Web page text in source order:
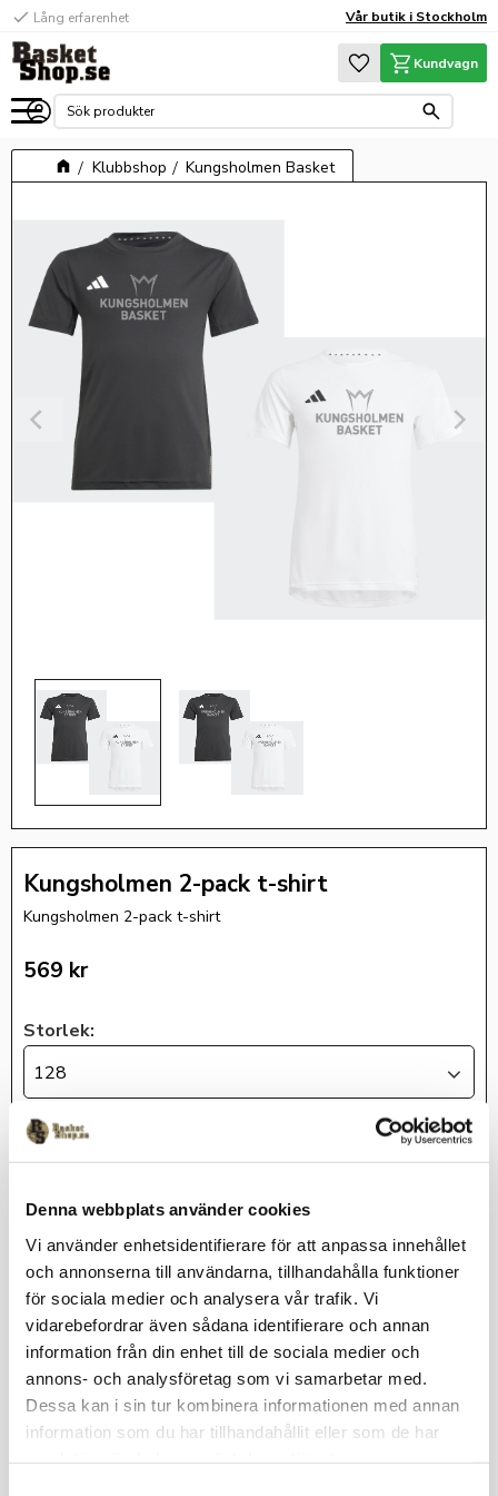
Denna webbplats använder cookies
Vi använder enhetsidentifierare för att anpassa innehållet
och annonserna till användarna, tillhandahålla funktioner
för sociala medier och analysera vår trafik. Vi
vidarebefordrar även sådana identifierare och annan
information från din enhet till de sociala medier och
annons- och analysföretag som vi samarbetar med.
Dessa kan i sin tur kombinera informationen med annan
information som du har tillhandahållit eller som de har
Meny
check Lång erfarenhet Vår butik i Stockholm
Favoriter
Kundvagn
Klubbshop Kungsholmen Basket
Kungsholmen 2-pack t-shirt
Kungsholmen 2-pack t-shirt
569 kr
Storlek:
128
Lagerstatus
Artikelnr
KUBAtshirt-128
2-pack t-shirt i junior storlek inkl klubblogga på bröstet.
100% återvunnen polyester